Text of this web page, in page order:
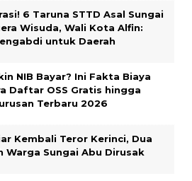
6 Taruna STTD Asal Sungai
Wisuda, Wali Kota Alfin:
untuk Daerah
NIB Bayar? Ini Fakta Biaya
Daftar OSS Gratis hingga
Terbaru 2026
Kembali Teror Kerinci, Dua
Warga Sungai Abu Dirusak